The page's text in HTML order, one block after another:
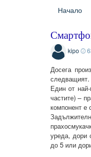
Начало
kipo
Досега
следващият.
Един от
частите) –
компонент е
уреда, дори
до 5 или